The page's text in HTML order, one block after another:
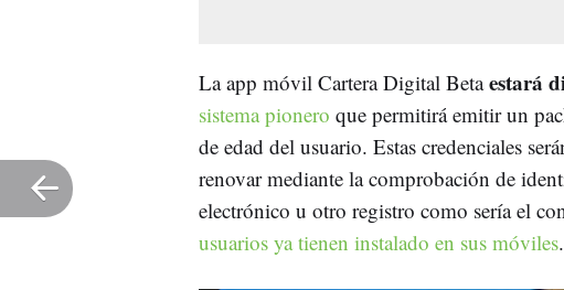
La app móvil Cartera Digital Betaestará
sistema pionero que permitirá emitir un
de edad del usuario. Estas credenciales
renovar mediante la comprobación de
electrónico u otro registro como sería el
usuarios ya tienen instalado en sus móviles.